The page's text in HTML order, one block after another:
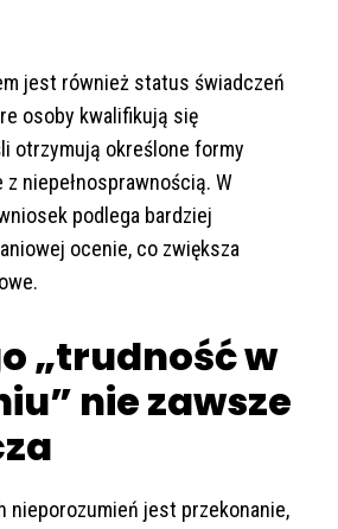
jest również status świadczeń
osoby kwalifikują się
otrzymują określone formy
niepełnosprawnością. W
podlega bardziej
ocenie, co zwiększa
„trudność w
nie zawsze
nieporozumień jest przekonanie,